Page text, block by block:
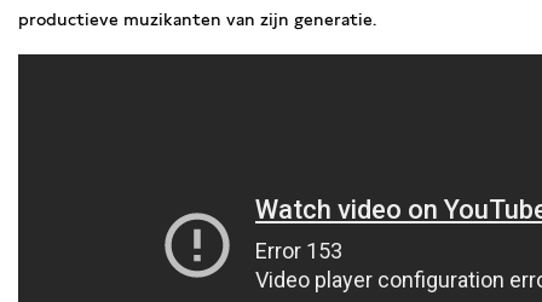
productieve muzikanten van zijn generatie.